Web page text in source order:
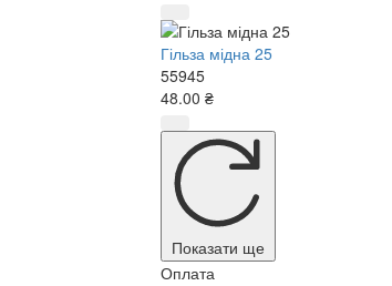
Гільза мідна 25
55945
48.00 ₴
Показати ще
Оплата